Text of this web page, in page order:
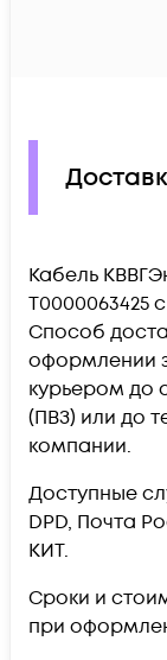
Кабель
Т0000063425
Способ
оформлении
курьером до
(ПВЗ) или до
компании.
Доступные
DPD, Почта
КИТ.
Сроки и
при